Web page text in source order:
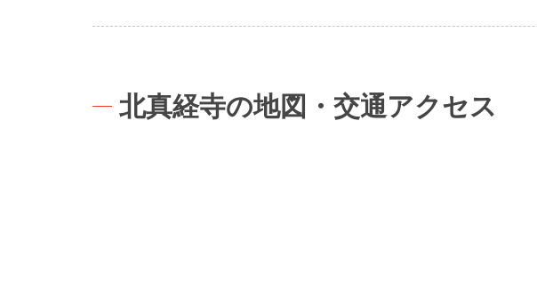
北真経寺の地図・交通アクセス